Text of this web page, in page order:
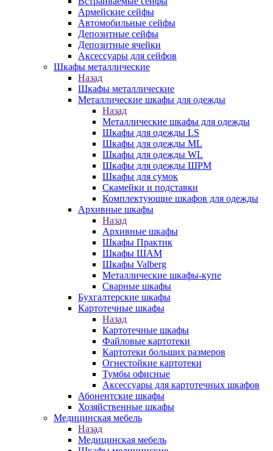
Армейские сейфы
Автомобильные сейфы
Депозитные сейфы
Депозитные ячейки
Аксессуары для сейфов
Шкафы металлические
Назад
Шкафы металлические
Металлические шкафы для одежды
Назад
Металлические шкафы для одежды
Шкафы для одежды LS
Шкафы для одежды ML
Шкафы для одежды WL
Шкафы для одежды ШРМ
Шкафы для сумок
Скамейки и подставки
Комплектующие шкафов для одежды
Архивные шкафы
Назад
Архивные шкафы
Шкафы Практик
Шкафы ШАМ
Шкафы Valberg
Металлические шкафы-купе
Сварные шкафы
Бухгалтерские шкафы
Картотечные шкафы
Назад
Картотечные шкафы
Файловые картотеки
Картотеки больших размеров
Огнестойкие картотеки
Тумбы офисные
Аксессуары для картотечных шкафов
Абонентские шкафы
Хозяйственные шкафы
Медицинская мебель
Назад
Медицинская мебель